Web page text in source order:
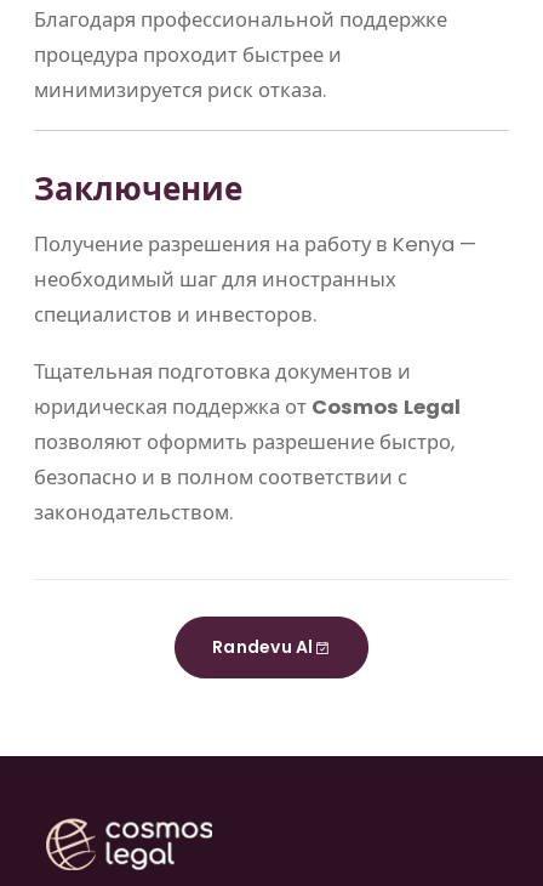
Благодаря профессиональной поддержке
процедура проходит быстрее и
минимизируется риск отказа.
Заключение
Получение разрешения на работу в Kenya —
необходимый шаг для иностранных
специалистов и инвесторов.
Тщательная подготовка документов и
юридическая поддержка от Cosmos Legal
позволяют оформить разрешение быстро,
безопасно и в полном соответствии с
законодательством.
Randevu Al